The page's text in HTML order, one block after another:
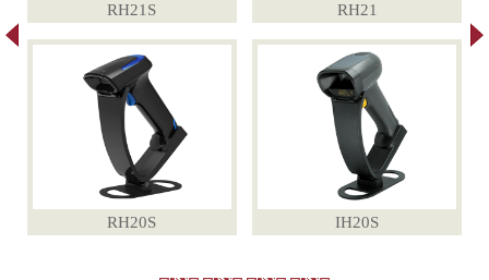
RH21S RH21
RH20S IH20S